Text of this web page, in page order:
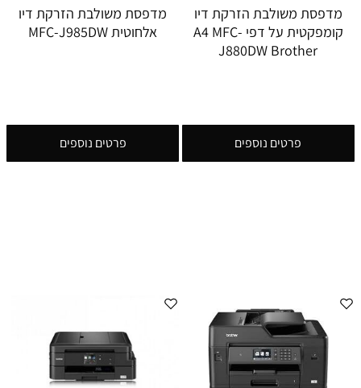
מדפסת משולבת הזרקת דיו
קומפקטית על דפי A4 MFC-
J880DW Brother
פרטים נוספים
מדפסת משולבת הזרקת דיו
אלחוטית MFC-J985DW
פרטים נוספים